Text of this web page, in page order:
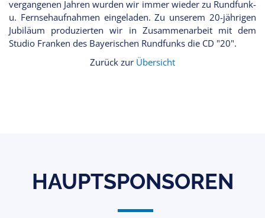
vergangenen Jahren wurden wir immer wieder zu Rundfunk-
u. Fernsehaufnahmen eingeladen. Zu unserem 20-jährigen
Jubiläum produzierten wir in Zusammenarbeit mit dem
Studio Franken des Bayerischen Rundfunks die CD "20".
Zurück zur Übersicht
HAUPTSPONSOREN